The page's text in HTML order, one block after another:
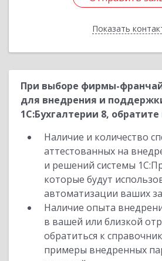
ПоказатьНазад
При выборе фирмы-
для внедрения и
1С:Бухгалтерии 8,
Наличие и количество
аттестованных на
и решений системы
которые будут
автоматизации ваших
Наличие опыта
в вашей или близкой
обратиться к
примеры внедренных